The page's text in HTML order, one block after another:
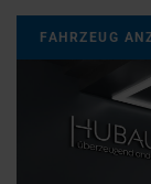
FAHRZEUG